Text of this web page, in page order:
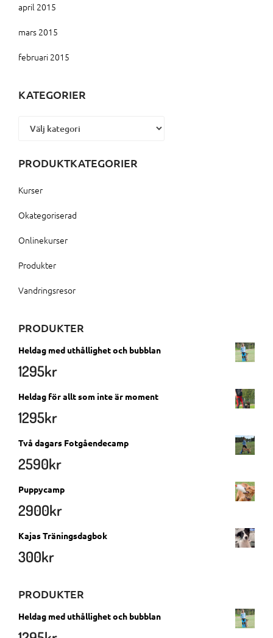
april 2015
mars 2015
februari 2015
KATEGORIER
Kategorier
PRODUKTKATEGORIER
Kurser
Okategoriserad
Onlinekurser
Produkter
Vandringsresor
PRODUKTER
Heldag med uthållighet och bubblan
1295kr
Heldag för allt som inte är moment
1295kr
Två dagars Fotgåendecamp
2590kr
Puppycamp
2900kr
Kajas Träningsdagbok
300kr
PRODUKTER
Heldag med uthållighet och bubblan